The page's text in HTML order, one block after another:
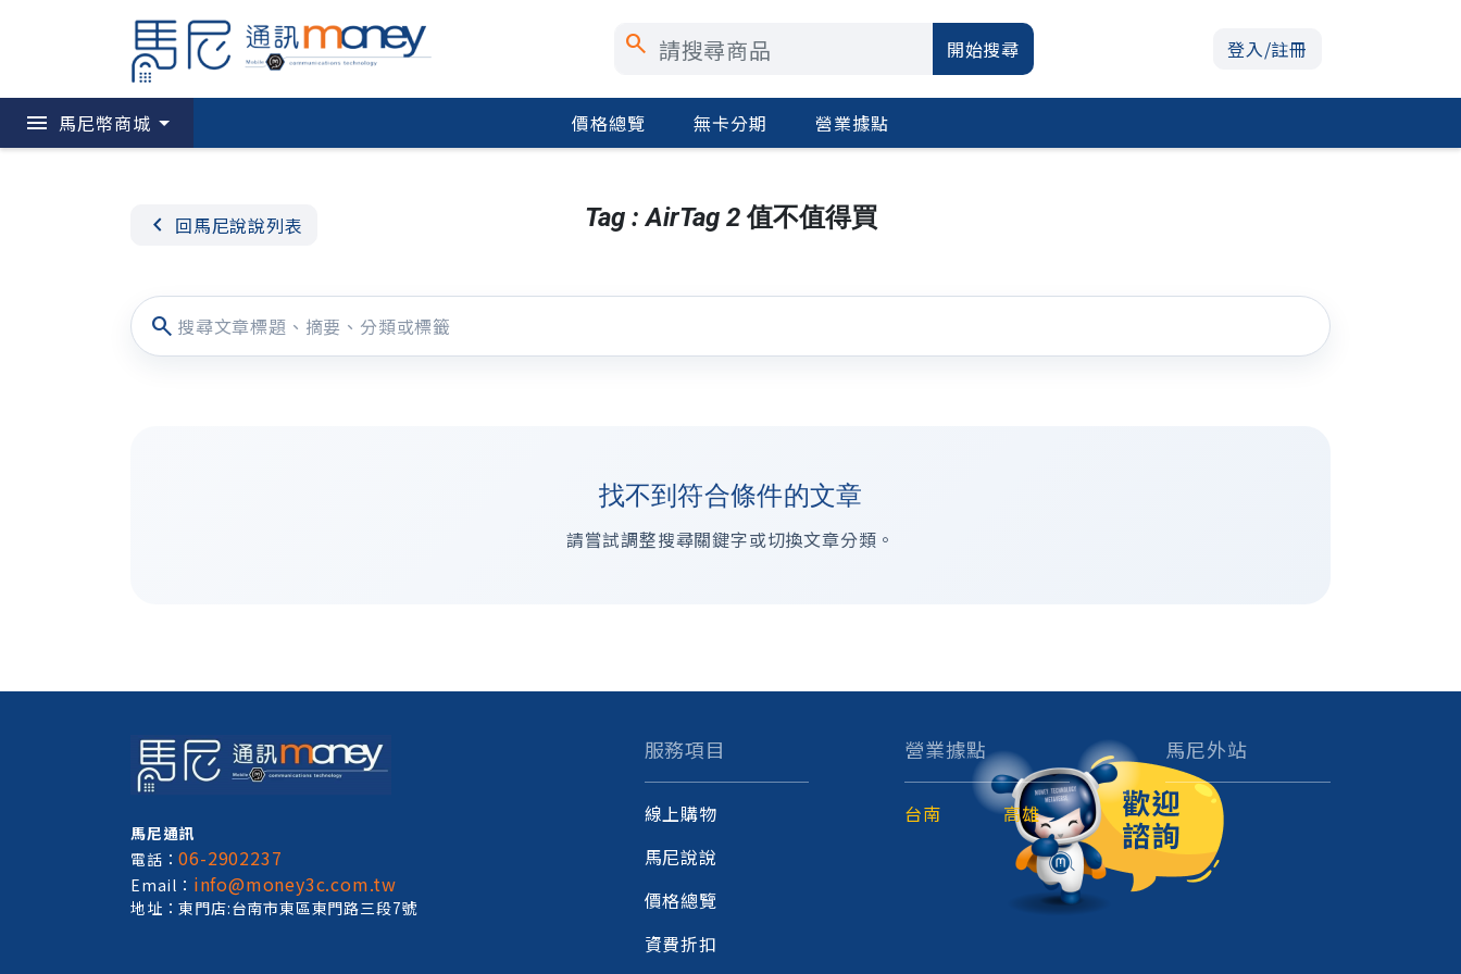
search 開始搜尋 登入/註冊
menu 馬尼幣商城 價格總覽 無卡分期 營業據點
chevron_left 回馬尼說說列表 Tag : AirTag 2 值不值得買
search
找不到符合條件的文章
請嘗試調整搜尋關鍵字或切換文章分類。
馬尼通訊
電話：06-2902237
Email： info@money3c.com.tw
地址：東門店:台南市東區東門路三段7號
服務項目
線上購物
馬尼說說
價格總覽
資費折扣
營業據點
台南 高雄
馬尼外站